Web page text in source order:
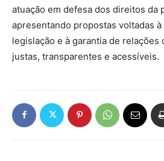
atuação em defesa dos direitos da
apresentando propostas voltadas
legislação e à garantia de relações
justas, transparentes e acessíveis.